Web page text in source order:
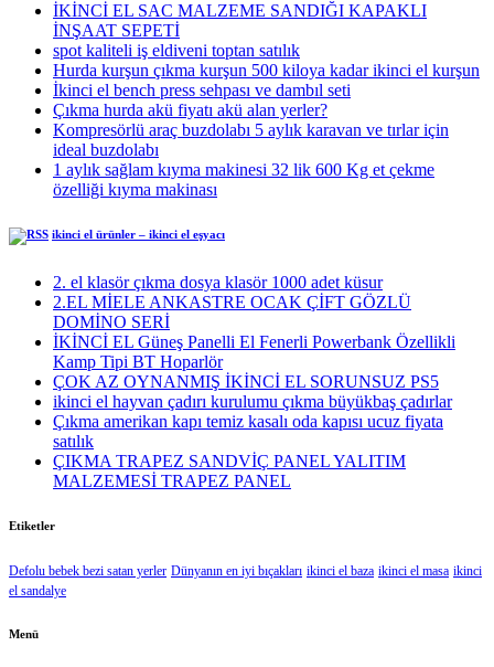
İKİNCİ EL SAC MALZEME SANDIĞI KAPAKLI
İNŞAAT SEPETİ
spot kaliteli iş eldiveni toptan satılık
Hurda kurşun çıkma kurşun 500 kiloya kadar ikinci el kurşun
İkinci el bench press sehpası ve dambıl seti
Çıkma hurda akü fiyatı akü alan yerler?
Kompresörlü araç buzdolabı 5 aylık karavan ve tırlar için
ideal buzdolabı
1 aylık sağlam kıyma makinesi 32 lik 600 Kg et çekme
özelliği kıyma makinası
ikinci el ürünler – ikinci el eşyacı
2. el klasör çıkma dosya klasör 1000 adet küsur
2.EL MİELE ANKASTRE OCAK ÇİFT GÖZLÜ
DOMİNO SERİ
İKİNCİ EL Güneş Panelli El Fenerli Powerbank Özellikli
Kamp Tipi BT Hoparlör
ÇOK AZ OYNANMIŞ İKİNCİ EL SORUNSUZ PS5
ikinci el hayvan çadırı kurulumu çıkma büyükbaş çadırlar
Çıkma amerikan kapı temiz kasalı oda kapısı ucuz fiyata
satılık
ÇIKMA TRAPEZ SANDVİÇ PANEL YALITIM
MALZEMESİ TRAPEZ PANEL
Etiketler
Defolu bebek bezi satan yerler Dünyanın en iyi bıçakları ikinci el baza ikinci el masa ikinci
el sandalye
Menü